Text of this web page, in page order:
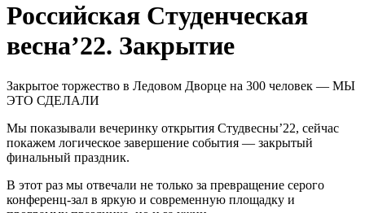
Российская Студенческая
весна’22. Закрытие
Закрытое торжество в Ледовом Дворце на 300 человек — МЫ
ЭТО СДЕЛАЛИ
Мы показывали вечеринку открытия Студвесны’22, сейчас
покажем логическое завершение события — закрытый
финальный праздник.
В этот раз мы отвечали не только за превращение серого
конференц-зал в яркую и современную площадку и